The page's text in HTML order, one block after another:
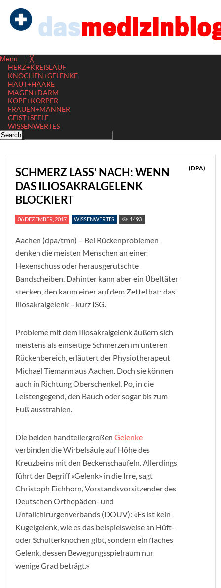
Menu ≡ ╳
HERZ+KREISLAUF
KNOCHEN+GELENKE
HAUT+HAARE
MAGEN+DARM
KOPF+KÖRPER
FRAUEN+MÄNNER
GEIST+SEELE
WISSENWERTES
SCHMERZ LASS‘ NACH: WENN
DAS ILIOSAKRALGELENK
BLOCKIERT
(DPA)
06 DEZEMBER, 2017 WISSENWERTES 1493
Aachen (dpa/tmn) – Bei Rückenproblemen
denken die meisten Menschen an einen
Hexenschuss oder herausgerutschte
Bandscheiben. Dahinter kann aber ein Übeltäter
stecken, den kaum einer auf dem Zettel hat: das
Iliosakralgelenk – kurz ISG.
Probleme mit dem Iliosakralgelenk äußern sich
meistens als einseitige Schmerzen im unteren
Rückenbereich, erläutert der Physiotherapeut
Michael Tiemann aus Aachen. Doch sie können
auch in Richtung Oberschenkel, Po, in die
Leistengegend, den Bauch oder sogar bis zum
Fuß ausstrahlen.
Die beiden handtellergroßen Gelenke
verbinden die Wirbelsäule auf Höhe des
Kreuzbeins mit den Beckenschaufeln. Allerdings
führt der Begriff «Gelenk» in die Irre, sagt
Christoph Eichhorn, Vorstandsvorsitzender des
Deutschen Orthopäden- und
Unfallchirurgenverbands (DOUV): «Es ist kein
Kugelgelenk, wie es das beispielsweise an Hüft-
oder Schulterknochen gibt, sondern ein flaches
Gelenk, dessen Bewegungsspielraum nur
wenige Grad beträgt.»